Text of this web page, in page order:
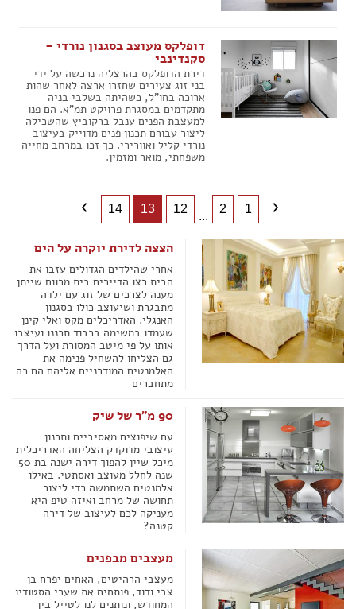
דופלקס מעוצב בסגנון נורדי -
סקנדינבי
דירת הדופלקס בהרצליה נרכשה על ידי
בני זוג צעירים שחזרו ארצה לאחר שהות
ארוכה בחו"ל, כשהיתה בשלבי בניה
מתקדמים במסגרת פרויקט תמ"א. הם פנו
למעצבת הפנים ענבל ברקוביץ שהשכילה
ליצור עבורם תכנון פנים מדוייק בעיצוב
נורדי קליל ואוורירי. כך זכו במרחב מחייה
משפחתי, מואר ומזמין.
1
2
...
12
13
14
הצצה לדירת יוקרה על הים
אחרי שהילדים הגדולים עזבו את
הבית רצו הדיירים בית מרווח שייתן
מענה לצרכים של זוג עם ילדה
מתבגרת ושיעוצב כולו בסגנון
האנגלי. האדריכלים מקס ואלי קינן
שעמדו במשימה בכבוד תכננו ועיצבו
אותו על פי מיטב המסורת ועל הדרך
גם הצליחו להשחיל פנימה את
האלמנטים המודרניים אליהם הם כה
מתחברים
90 מ"ר של שיק
עם שיפוצים מאסיביים ותכנון
עיצובי מדוקדק הצליחה האדריכלית
מיכל שיין להפוך דירה ישנה בת 50
שנה לחלל מעוצב ואסתטי. באילו
אלמנטים השתמשה כדי ליצור
תחושה של מרחב ואיזה טיפ היא
מעניקה לכם לעיצוב של דירה
קטנה?
מעצבים מבפנים
מעצבי הרהיטים, האחים יפרח בן
צבי ודוד, פותחים את שערי הסטודיו
המחודש, ונותנים לנו לטייל בין